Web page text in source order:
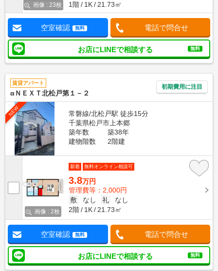
画像 : 23枚
1階
1K 21.73㎡
空室確認 無料 電話で問合せ
お店にLINEで相談する 無料
賃貸アパート
αＮＥＸＴ北松戸第１－２
初期費用に注目
NEW
常磐線/北松戸駅 徒歩15分
千葉県松戸市上本郷
築年数
築38年
建物階数
2階建
画像 : 2枚
新着 無料オンライン相談可
3.8万円
管理費等：2,000円
敷
なし 礼
なし
2階
1K 21.73㎡
空室確認 無料 電話で問合せ
お店にLINEで相談する 無料